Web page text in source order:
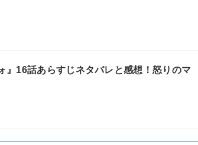
』16話あらすじネタバレと感想！怒りのマ